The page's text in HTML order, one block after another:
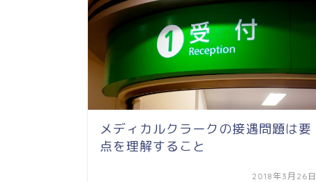
メディカルクラークの接遇問題は要
点を理解すること
2018年3月26日